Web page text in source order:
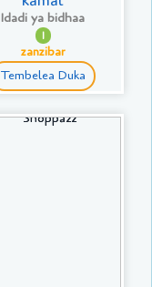
Idadi ya bidhaa
1
zanzibar
Tembelea Duka